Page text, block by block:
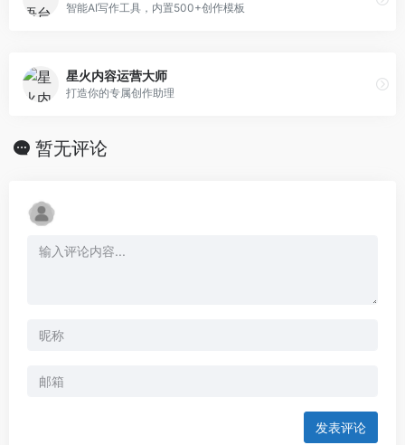
智能AI写作工具，内置500+创作模板
星火内容运营大师
打造你的专属创作助理
暂无评论
发表评论